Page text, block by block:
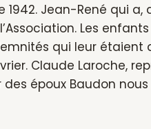
1942. Jean-René qui
Les
qui leur étaient
Claude Laroche,
époux Baudon